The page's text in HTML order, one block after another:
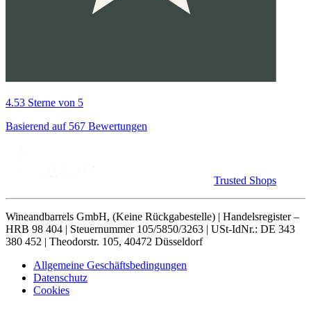
4.53 Sterne von 5
Basierend auf 567 Bewertungen
Trusted Shops
Wineandbarrels GmbH, (Keine Rückgabestelle) | Handelsregister –
HRB 98 404 | Steuernummer 105/5850/3263 | USt-IdNr.: DE 343
380 452 | Theodorstr. 105, 40472 Düsseldorf
Allgemeine Geschäftsbedingungen
Datenschutz
Cookies